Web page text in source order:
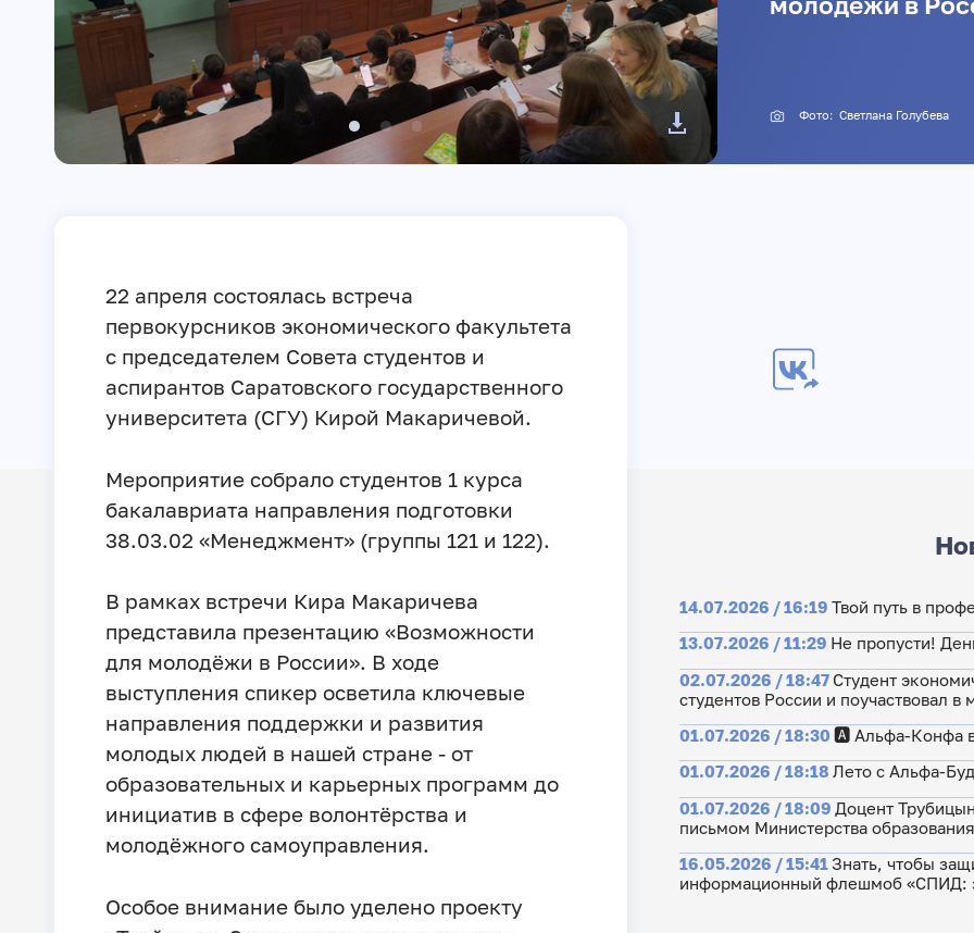
Фото:Светлана Голубева
22 апреля состоялась встреча
первокурсников экономического факультета
с председателем Совета студентов и
аспирантов Саратовского государственного
университета (СГУ) Кирой Макаричевой.
Мероприятие собрало студентов 1 курса
бакалавриата направления подготовки
38.03.02 «Менеджмент» (группы 121 и 122).
В рамках встречи Кира Макаричева
представила презентацию «Возможности
для молодёжи в России». В ходе
выступления спикер осветила ключевые
направления поддержки и развития
молодых людей в нашей стране - от
образовательных и карьерных программ до
инициатив в сфере волонтёрства и
молодёжного самоуправления.
Особое внимание было уделено проекту
14.07.2026 / 16:19 Твой путь в
13.07.2026 / 11:29 Не пропусти!
02.07.2026 / 18:47 Студент
студентов России и поучаствовал
01.07.2026 / 18:30 🅰️ Альфа-Конфа в
01.07.2026 / 18:18 Лето с Альфа-
01.07.2026 / 18:09 Доцент
письмом Министерства образования
16.05.2026 / 15:41 Знать, чтобы
информационный флешмоб «СПИД: